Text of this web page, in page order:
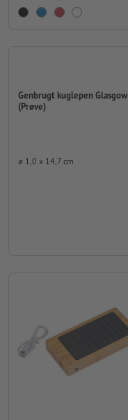
Genbrugt kuglepen Glasgow
(Prøve)
⌀ 1,0 x 14,7 cm